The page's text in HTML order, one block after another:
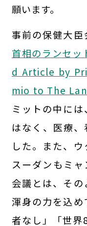
願います。
事前の保健大臣
首相のランセ
d Article by
mio to The
ミットの中に
はなく、医療
した。また、ウ
スーダンもミ
会議とは、そ
渾身の力を込
者なし」「世